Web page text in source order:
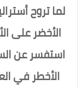
لما تروح
الأخضر على
استفسر عن
الأخطر في